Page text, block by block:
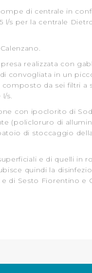
di tracciamento ad
di centrale in
l/s per la centrale
realizzata con
convogliata in un
da sei filtri a
s.
con ipoclorito di
(policloruro di
di stoccaggio
e di quelli in
quindi la
di Sesto Fiorentino e